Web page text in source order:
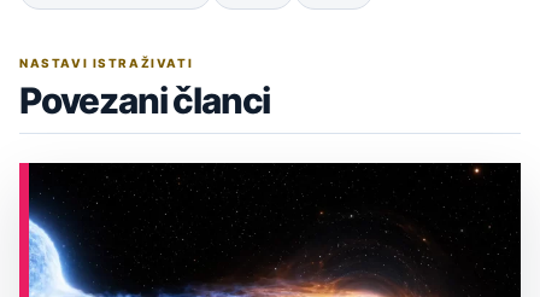
NASTAVI ISTRAŽIVATI
Povezani članci